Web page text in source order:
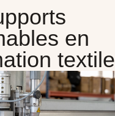
en
textile